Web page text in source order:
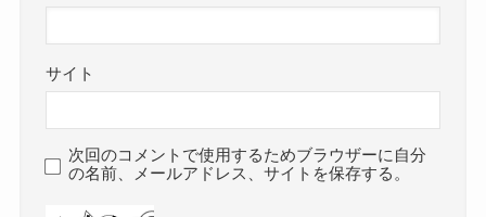
サイト
次回のコメントで使用するためブラウザーに自分
の名前、メールアドレス、サイトを保存する。